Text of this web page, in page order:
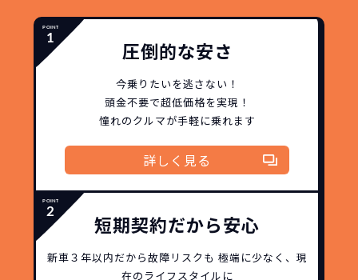
圧倒的な安さ
今乗りたいを逃さない！
頭金不要で超低価格を実現！
憧れのクルマが手軽に乗れます
詳しく見る
短期契約だから安心
新車３年以内だから故障リスクも 極端に少なく、 現
在のライフスタイルに